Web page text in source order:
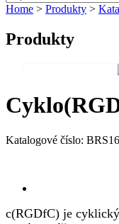
Home > Produkty >
Produkty
Katalogové číslo:
c(RGDfC) je